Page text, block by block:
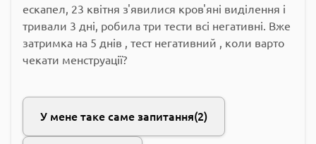
ескапел, 23 квітня з'явилися кров'яні виділення і
тривали 3 дні, робила три тести всі негативні. Вже
затримка на 5 днів , тест негативний , коли варто
чекати менструації?
У мене таке саме запитання 2